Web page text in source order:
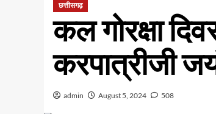
छत्तीसगढ़
कल गोरक्षा
करपात्रीजी
admin August 5, 2024 508